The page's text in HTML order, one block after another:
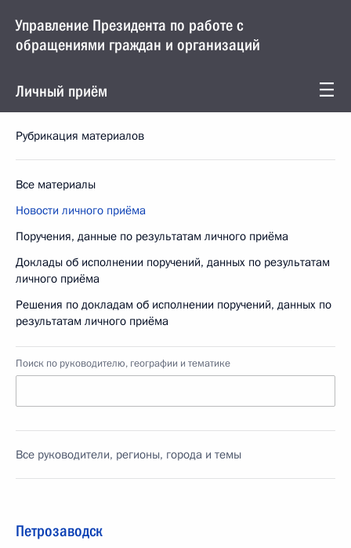
Управление Президента по работе с
обращениями граждан и организаций
Личный приём
Рубрикация материалов
Все материалы
Новости личного приёма
Поручения, данные по результатам личного приёма
Доклады об исполнении поручений, данных по результатам
личного приёма
Решения по докладам об исполнении поручений, данных по
результатам личного приёма
Поиск по руководителю, географии и тематике
Все руководители, регионы, города и темы
Петрозаводск